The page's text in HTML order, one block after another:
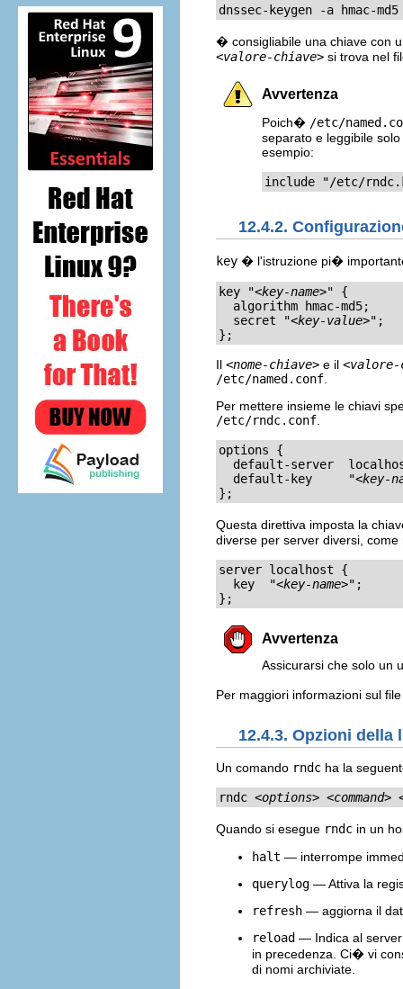
dnssec-keygen -a hmac-
� consigliabile una chiave con
<valore-chiave> si trova nel
Avvertenza
Poich� /etc/
separato e leggibile
esempio:
include "/etc/
12.4.2.
key � l'istruzione pi�
key "<key-name>" {
  algorithm hmac-md5;
  secret "
<key-value>";
};
Il <nome-chiave> e il <valore-
/etc/named.conf
Per mettere insieme le chiavi
/etc/rndc.conf
options {
default-server
  default-key     "
<key-
};
Questa direttiva imposta la
diverse per server diversi,
server localhost {
  key  "
<key-name>";
};
Avvertenza
Assicurarsi che solo un
Per maggiori informazioni sul
12.4.3. Opzioni della
Un comando rndc ha la
rndc <options> <command>
Quando si esegue rndc in un
halt — interrompe
querylog — Attiva la
refresh — aggiorna il
reload — Indica al server
in precedenza. Ci� vi
di nomi archiviate.